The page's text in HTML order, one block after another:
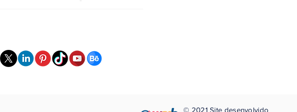
© 2021 Site desenvolvido